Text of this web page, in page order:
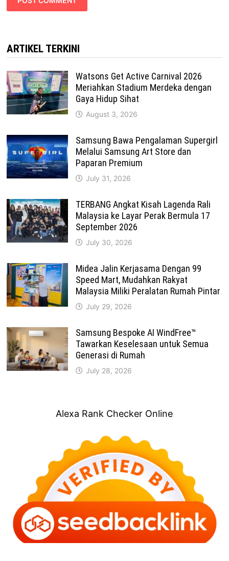
ARTIKEL TERKINI
Watsons Get Active Carnival 2026
Meriahkan Stadium Merdeka dengan
Gaya Hidup Sihat
August 3, 2026
Samsung Bawa Pengalaman Supergirl
Melalui Samsung Art Store dan
Paparan Premium
July 31, 2026
TERBANG Angkat Kisah Lagenda Rali
Malaysia ke Layar Perak Bermula 17
September 2026
July 30, 2026
Midea Jalin Kerjasama Dengan 99
Speed Mart, Mudahkan Rakyat
Malaysia Miliki Peralatan Rumah Pintar
July 29, 2026
Samsung Bespoke AI WindFree™
Tawarkan Keselesaan untuk Semua
Generasi di Rumah
July 28, 2026
Alexa Rank Checker Online